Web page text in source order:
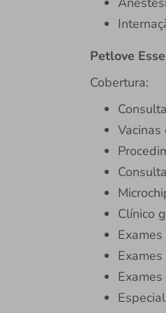
Petlove
Cobertura:
Clínico